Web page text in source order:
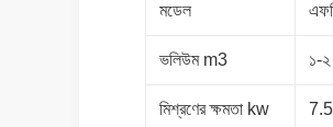
মডেল
ভলিউম m3 ১-২
মিশ্রণের ক্ষমতা kw